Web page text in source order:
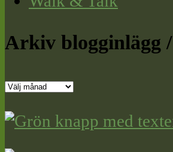
Arkiv blogginlägg
Arkiv
/